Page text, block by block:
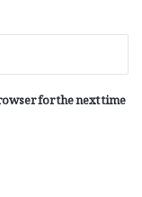
for the next time